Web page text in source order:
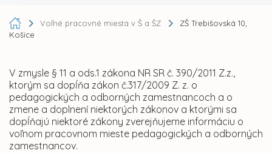
Voľné pracovné miesta v Š a ŠZ
ZŠ Trebišovská 10,
Košice
V zmysle § 11 a ods.1 zákona NR SR č. 390/2011 Z.z.,
ktorým sa dopĺňa zákon č.317/2009 Z. z. o
pedagogických a odborných zamestnancoch a o
zmene a doplnení niektorých zákonov a ktorými sa
dopĺňajú niektoré zákony zverejňujeme informáciu o
voľnom pracovnom mieste pedagogických a odborných
zamestnancov.